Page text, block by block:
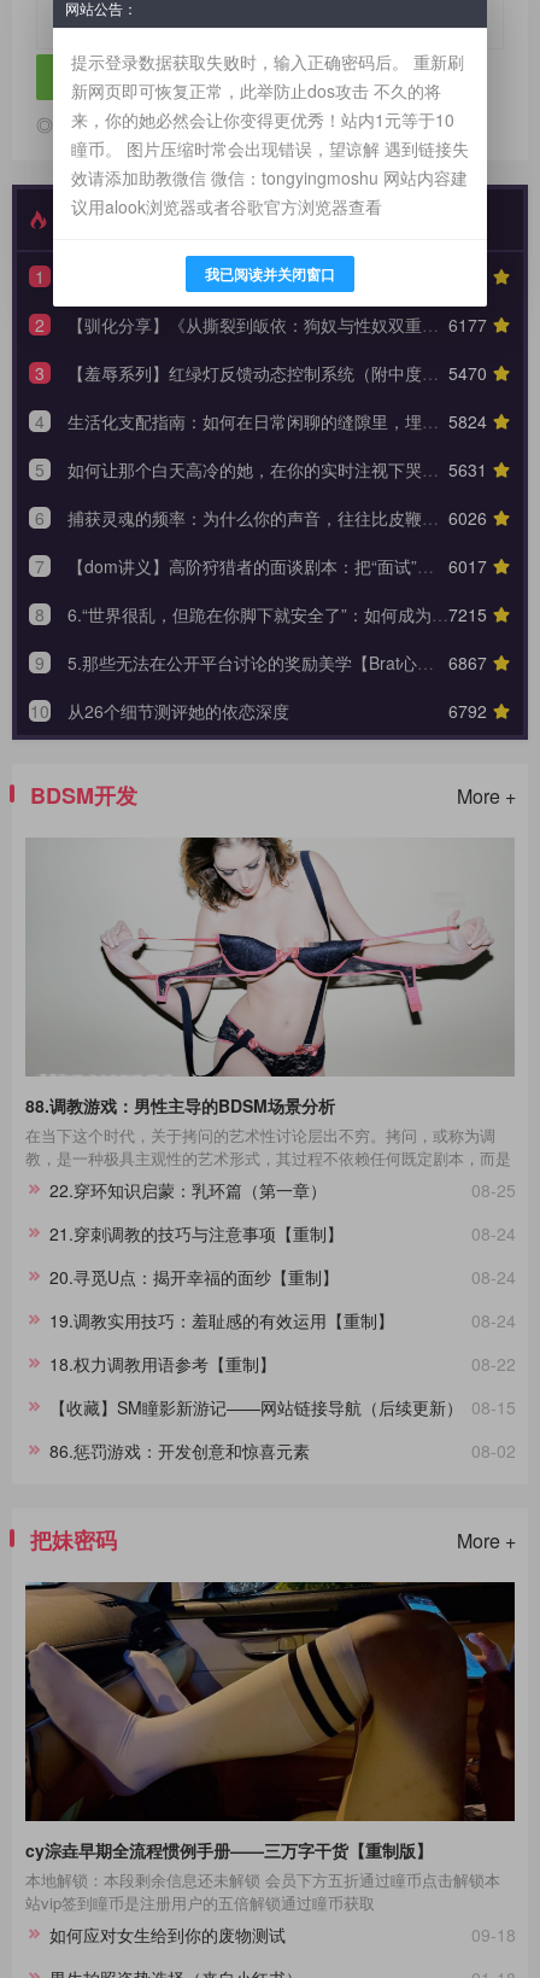
◎欢迎参与讨论，请在这里发表您的看法、交流您的观点。
最新发布 特别推荐
1
【性奴系列】90天全周期 TPE 驯化蓝图，打造永不背叛的K6性奴归宿
6177
2
【驯化分享】《从撕裂到皈依：狗奴与性奴双重身份转换的权力美学》90天全周期身份转换训练日志模板
5470
3
【羞辱系列】红绿灯反馈动态控制系统（附中度羞辱的3大安全底线）
5824
4
生活化支配指南：如何在日常闲聊的缝隙里，埋下让她瞬间腿软的言语钩子？
5631
5
如何让那个白天高冷的她，在你的实时注视下哭着承认内心的荒芜？
6026
6
捕获灵魂的频率：为什么你的声音，往往比皮鞭更能让她战栗？
6017
7
【dom讲义】高阶狩猎者的面谈剧本：把“面试”变成一场让对方沉沦的心理外科手术。
7215
8
6.“世界很乱，但跪在你脚下就安全了”：如何成为 Brat 生命中唯一的锚点与终极归宿？【Brat心奴系列-第六期】
6867
9
5.那些无法在公开平台讨论的奖励美学【Brat心奴系列-第五期】
6792
10 从26个细节测评她的依恋深度
BDSM开发 More +
88.调教游戏：男性主导的BDSM场景分析
在当下这个时代，关于拷问的艺术性讨论层出不穷。拷问，或称为调
教，是一种极具主观性的艺术形式，其过程不依赖任何既定剧本，而是
一种即兴的表现艺术。在这场艺术的表达中，每一个不同性格的受拷者
都呈现出独一无二的故事线。举例来说，那些宁死不屈的与那些畏惧权
威的受拷者，他们在面对同样的惩罚时表现出的反应极其不同，这种差
异进一步影响了拷问的整个过程。通过淙垚个人经验和广泛的文献及影
视作品研究，本文旨在分享这一主题。在此，拷问者与受拷者分别扮演
问。拷
08-25
22.穿环知识启蒙：乳环篇（第一章）
08-24
21.穿刺调教的技巧与注意事项【重制】
08-24
20.寻觅U点：揭开幸福的面纱【重制】
08-24
19.调教实用技巧：羞耻感的有效运用【重制】
08-22
18.权力调教用语参考【重制】
08-15
【收藏】SM瞳影新游记——网站链接导航（后续更新）
08-02
86.惩罚游戏：开发创意和惊喜元素
把妹密码 More +
cy淙垚早期全流程惯例手册——三万字干货【重制版】
本地解锁：本段剩余信息还未解锁 会员下方五折通过瞳币点击解锁本
站vip签到瞳币是注册用户的五倍解锁通过瞳币获取
09-18
如何应对女生给到你的废物测试
网站公告：
提示登录数据获取失败时，输入正确密码后。 重新刷
新网页即可恢复正常，此举防止dos攻击 不久的将
来，你的她必然会让你变得更优秀！站内1元等于10
瞳币。 图片压缩时常会出现错误，望谅解 遇到链接失
效请添加助教微信 微信：tongyingmoshu 网站内容建
议用alook浏览器或者谷歌官方浏览器查看
我已阅读并关闭窗口